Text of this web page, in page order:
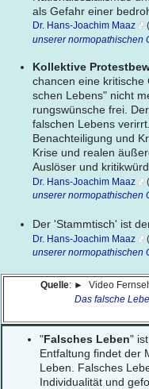
als Gefahr einer
Dr. Hans-Joachim Maaz
unserer normopathischen
Kollektive
chancen eine
schen Lebens" nicht
rungswünsche frei.
falschen Lebens
Benachteiligung und
Krise und realen
Auslöser und
Dr. Hans-Joachim Maaz
unserer normopathischen
Der 'Stammtisch' ist
Dr. Hans-Joachim Maaz
unserer normopathischen
Quelle: ►
Video
Das falsche
"Falsches Leben"
Entfaltung findet der
Leben. Falsches
Individualität und